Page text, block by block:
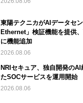
東陽テクニカがAIデータセ
Ethernet」検証機能を提供
に機能追加
2026.08.06
NRIセキュア、独自開発の
たSOCサービスを運用開始
2026.08.06